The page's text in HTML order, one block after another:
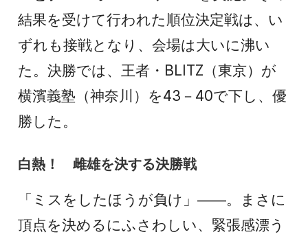
結果を受けて行われた順位決定戦は、い
ずれも接戦となり、会場は大いに沸い
た。決勝では、王者・BLITZ（東京）が
横濱義塾（神奈川）を43－40で下し、優
勝した。
白熱！ 雌雄を決する決勝戦
「ミスをしたほうが負け」――。まさに
頂点を決めるにふさわしい、緊張感漂う